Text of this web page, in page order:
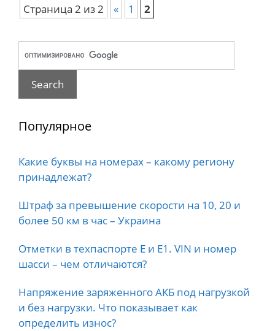
Страница 2 из 2 « 1 2
Популярное
Какие буквы на номерах – какому региону
принадлежат?
Штраф за превышение скорости на 10, 20 и
более 50 км в час – Украина
Отметки в техпаспорте E и E1. VIN и номер
шасси – чем отличаются?
Напряжение заряженного АКБ под нагрузкой
и без нагрузки. Что показывает как
определить износ?